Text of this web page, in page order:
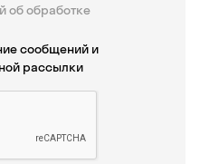
об обработке
сообщений и
рассылки